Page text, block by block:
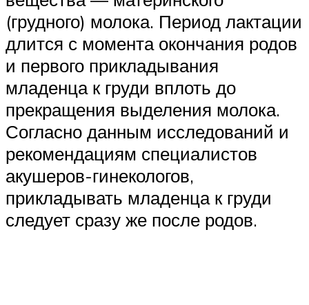
(грудного) молока. Период лактации
длится с момента окончания родов
и первого прикладывания
младенца к груди вплоть до
прекращения выделения молока.
Согласно данным исследований и
рекомендациям специалистов
акушеров-гинекологов,
прикладывать младенца к груди
следует сразу же после родов.